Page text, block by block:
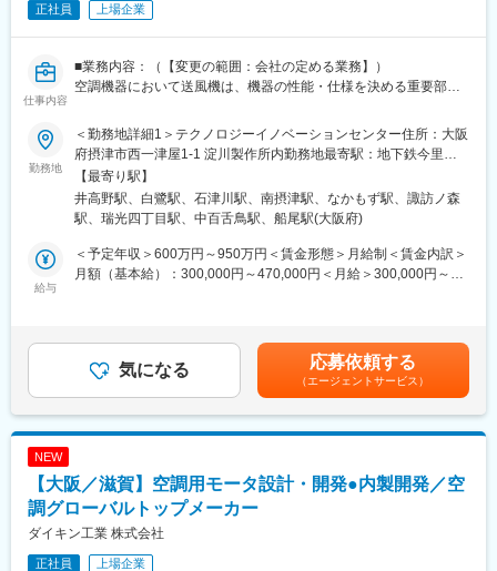
変更の範囲：会社の定める業務
域を社内に抱え、再突入技術を核とした宇宙機の開発をワンスト
■当社
「誰もが宇宙で生活できる世界を創り、人の未来を豊かにする」
ップです。東北大学でこれまで開発してきた15機以上の衛星開発
の知見・技術を元に、国際宇宙ステーション（ISS）に変わる新た
な宇宙利用プラットフォーム ELS-Rを開発しています。2030年代
には、ELS-Rで培った技術を元に、日本で先駆けて地球軌道上の
宇宙ホテルの構築を目指します。
■ELS-Rとは
これまで基礎科学的な実験から産業利用まで幅広く利用されてき
プラットフォームELS-Rの提供を目指しています。ELS-Rは、無
重力環境を生かした実験や実証を無人の小型衛星で行い、それを
地球に帰還させてお客様のもとに返す国内最先端のサービスで
正社員 上場企業
仕事内容
■業務内容：（【変更の範囲：会社の定める業務】）
空調機器において送風機は、機器の性能・仕様を決める重要部
空調、換気システム等、当社が開発している様々なシステムのさ
らなる省エネ性向上や、低騒音化への取り組みなどを担っていた
だきます。
■具体的な担当業務：
送風機のパフォーマンスを最大化（静圧向上、軸動力低減、音低
減）するための、翼設計、空気流れ設計や、部品の信頼性を確保
するための樹脂材料選定や強度設計などを中心に担当いただきま
機をはじめとした要素部品・技術開発の取りまとめや、新規要素
技術開発など部門の中核を担うリーダーとして成長して頂くこと
■ポジション・立場：
・送風機開発の先行開発・量産開発チームの中で、構造設計・材
います。
勤務地
＜勤務地詳細1＞テクノロジーイノベーションセンター住所：大阪
府摂津市西一津屋1-1 淀川製作所内勤務地最寄駅：地下鉄今里筋
線／井高野駅受動喫煙対策：敷地内喫煙可能場所あり＜勤務地詳
細2＞堺製作所 金岡工場住所：大阪府堺市北区金岡町1304 勤務地
最寄駅：地下鉄御堂筋線／中百舌鳥駅受動喫煙対策：屋内全面禁
新町3-12 勤務地最寄駅：南海本線／石津川駅受動喫煙対策：屋内
全面禁煙変更の範囲：本文参照
【最寄り駅】
井高野駅、白鷺駅、石津川駅、南摂津駅、なかもず駅、諏訪ノ森
駅、瑞光四丁目駅、中百舌鳥駅、船尾駅(大阪府)
給与
＜予定年収＞600万円～950万円＜賃金形態＞月給制＜賃金内訳＞
月額（基本給）：300,000円～470,000円＜月給＞300,000円～
選考を通じて上下する可能性があります。月給(月額)は固定手当を
含めた表記です。
気になる 応募依頼する
（エージェントサービス）
NEW
【大阪／滋賀】空調用モータ設計・開発●内製開発／空
調グローバルトップメーカー
ダイキン工業 株式会社
正社員 上場企業